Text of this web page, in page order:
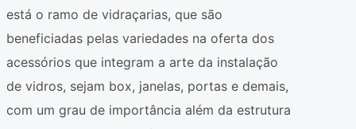
está o ramo de vidraçarias, que são
beneficiadas pelas variedades na oferta dos
acessórios que integram a arte da instalação
de vidros, sejam box, janelas, portas e demais,
com um grau de importância além da estrutura